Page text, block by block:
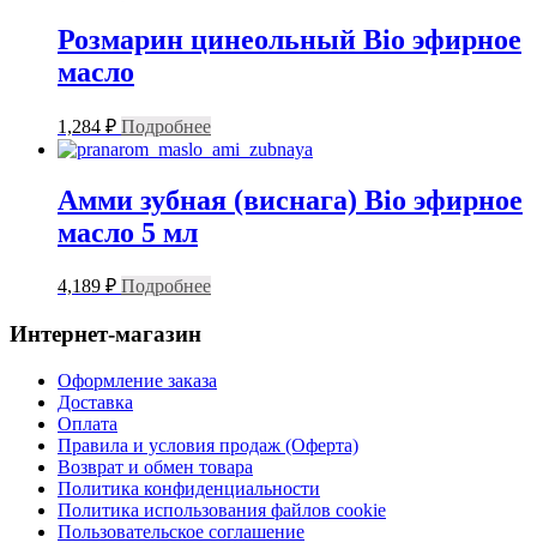
Розмарин цинеольный Bio эфирное
масло
1,284 ₽ Подробнее
Амми зубная (виснага) Bio эфирное
масло 5 мл
4,189 ₽ Подробнее
Интернет-магазин
Оформление заказа
Доставка
Оплата
Правила и условия продаж (Оферта)
Возврат и обмен товара
Политика конфиденциальности
Политика использования файлов cookie
Пользовательское соглашение